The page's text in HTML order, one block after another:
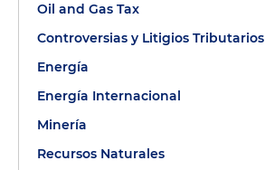
Oil and Gas Tax
Controversias y Litigios Tributarios
Energía
Energía Internacional
Minería
Recursos Naturales